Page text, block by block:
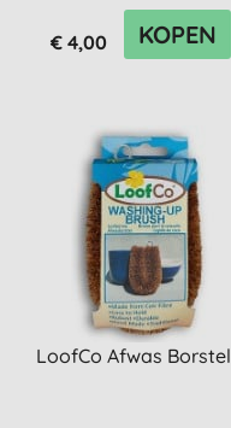
€ 4,00 KOPEN
LoofCo Afwas Borstel